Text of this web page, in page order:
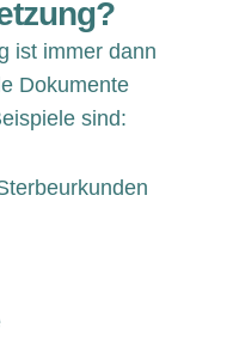
ist immer dann
Dokumente
sind: